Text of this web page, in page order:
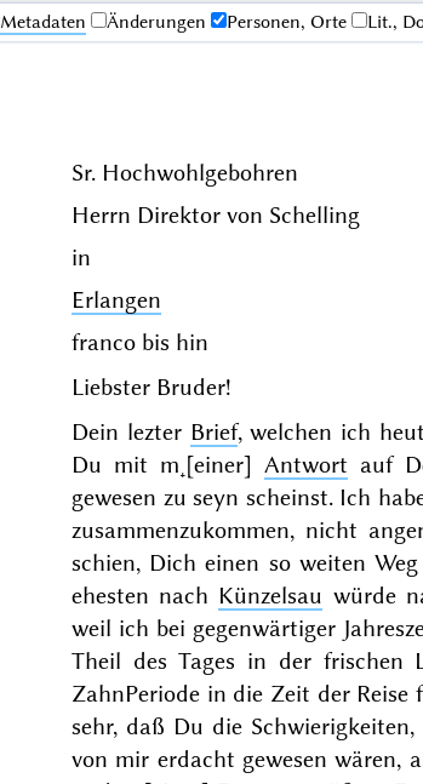
Me­ta­da­ten Änderungen Personen, Orte Lit.,
Sr. Hochwohlgebohren
Herrn Direktor von Schelling
in
Erlangen
franco bis hin
Liebster Bruder!
Dein lezter Brief, welchen ich
Du mit m˖[einer]Antwort auf
gewesen zu seyn scheinst. Ich
zusammenzukommen, nicht
schien, Dich einen so weiten
ehesten nach Künzelsau würde
weil ich bei gegenwärtiger
Theil des Tages in der frischen
ZahnPeriode in die Zeit der
sehr, daß Du die
von mir erdacht gewesen wären,